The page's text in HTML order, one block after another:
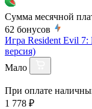
Сумма месячной
62 бонусов
Игра Resident Evil 7:
версия)
Мало
При оплате
1 778 ₽